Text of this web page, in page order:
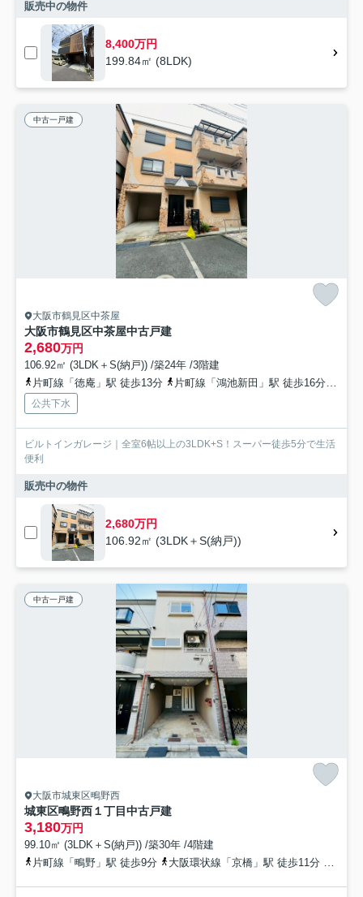
販売中の物件
8,400万円
199.84㎡ (8LDK)
中古一戸建
大阪市鶴見区中茶屋
大阪市鶴見区中茶屋中古戸建
2,680万円
106.92㎡ (3LDK＋S(納戸)) /築24年 /3階建
片町線「徳庵」駅 徒歩13分
片町線「鴻池新田」駅 徒歩16分
公共下水
ビルトインガレージ｜全室6帖以上の3LDK+S！スーパー徒歩5分で生活
便利
販売中の物件
2,680万円
106.92㎡ (3LDK＋S(納戸))
中古一戸建
大阪市城東区鴫野西
城東区鴫野西１丁目中古戸建
3,180万円
99.10㎡ (3LDK＋S(納戸)) /築30年 /4階建
片町線「鴫野」駅 徒歩9分
大阪環状線「京橋」駅 徒歩11分 京阪